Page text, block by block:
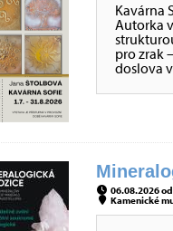
Kavárna
Autorka
pro zrak
doslova
06.08.2026
Kamenické